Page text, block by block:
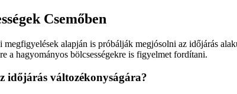
Csemőben
alapján is próbálják megjósolni az időjárás
a hagyományos bölcsességekre is figyelmet fordítani.
időjárás változékonyságára?